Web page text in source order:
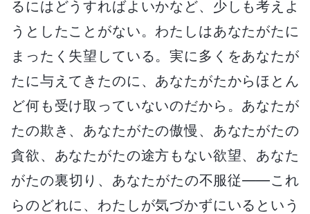
るにはどうすればよいかなど、少しも考えよ
うとしたことがない。わたしはあなたがたに
まったく失望している。実に多くをあなたが
たに与えてきたのに、あなたがたからほとん
ど何も受け取っていないのだから。あなたが
たの欺き、あなたがたの傲慢、あなたがたの
貪欲、あなたがたの途方もない欲望、あなた
がたの裏切り、あなたがたの不服従――これ
らのどれに、わたしが気づかずにいるという